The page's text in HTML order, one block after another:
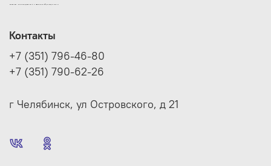
ИНТЕРНЕТ-МАГАЗИН ДВЕРНОЙ И МЕБЕЛЬНОЙ ФУРНИТУРЫ САМ
Контакты
+7 (351) 796-46-80
+7 (351) 790-62-26
г Челябинск, ул Островского, д 21